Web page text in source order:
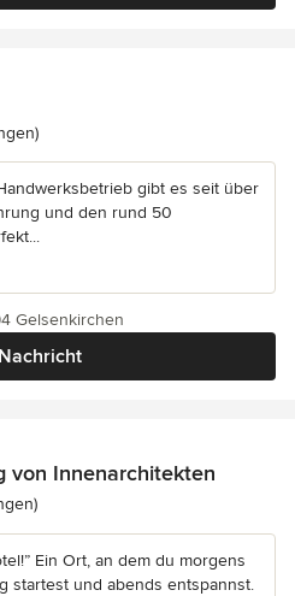
5 von 5 Sternen
gibt es seit über
und den rund 50
Nachricht
Gelsenkirchen
von Innenarchitekten
5 von 5 Sternen
Ein Ort, an dem du morgens
startest und abends entspannst.